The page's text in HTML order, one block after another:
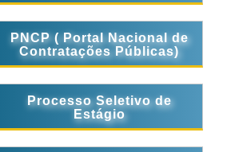
PNCP ( Portal Nacional de
Contratações Públicas)
Processo Seletivo de
Estágio